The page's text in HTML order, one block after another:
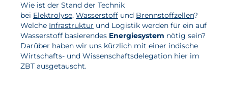
Brennstoffzellen
Wasserstoff
Elektrolyse
Leistungen
Wie ist der Stand der Technik
bei Elektrolyse, Wasserstoff und Brennstoffzellen?
Welche Infrastruktur und Logistik werden für ein auf
Wasserstoff basierendes Energiesystem nötig sein?
Darüber haben wir uns kürzlich mit einer indische
Wirtschafts- und Wissenschaftsdelegation hier im
ZBT ausgetauscht.